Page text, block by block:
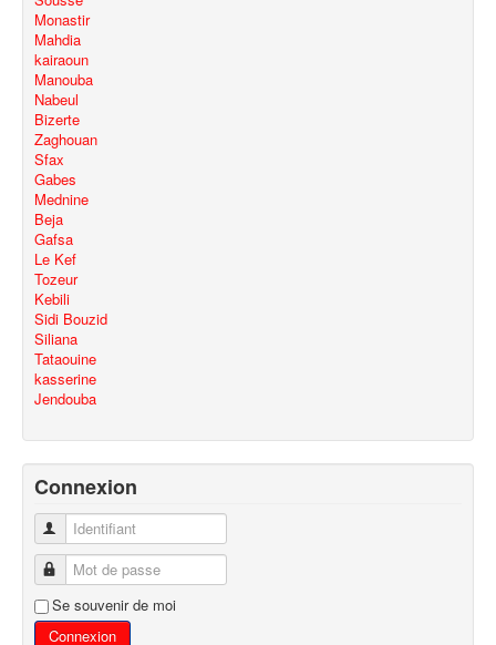
Monastir
Mahdia
kairaoun
Manouba
Nabeul
Bizerte
Zaghouan
Sfax
Gabes
Mednine
Beja
Gafsa
Le Kef
Tozeur
Kebili
Sidi Bouzid
Siliana
Tataouine
kasserine
Jendouba
Connexion
Identifiant
Mot de passe
Se souvenir de moi
Connexion